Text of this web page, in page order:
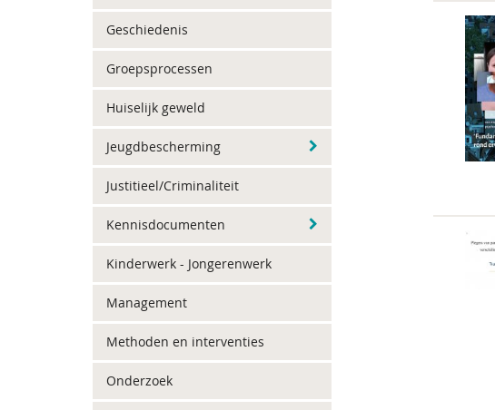
Geschiedenis
Groepsprocessen
Huiselijk geweld
Jeugdbescherming
Justitieel/Criminaliteit
Kennisdocumenten
Kinderwerk - Jongerenwerk
Management
Methoden en interventies
Onderzoek